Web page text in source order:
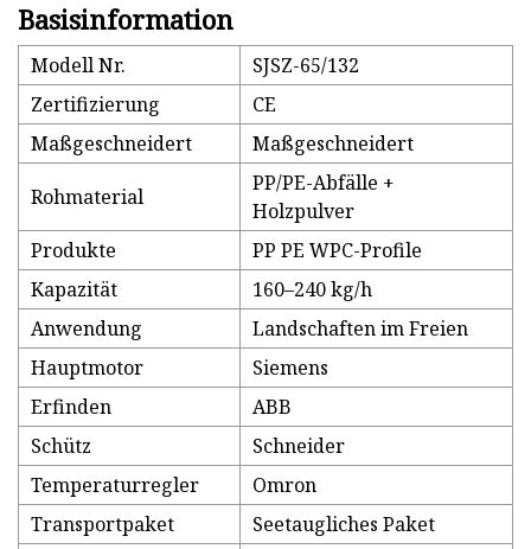
Basisinformation
Modell Nr.
SJSZ-65/132
Zertifizierung
CE
Maßgeschneidert
Maßgeschneidert
Rohmaterial
PP/PE-Abfälle +
Holzpulver
Produkte
PP PE WPC-Profile
Kapazität
160–240 kg/h
Anwendung
Landschaften im Freien
Hauptmotor
Siemens
Erfinden
ABB
Schütz
Schneider
Temperaturregler
Omron
Transportpaket
Seetaugliches Paket